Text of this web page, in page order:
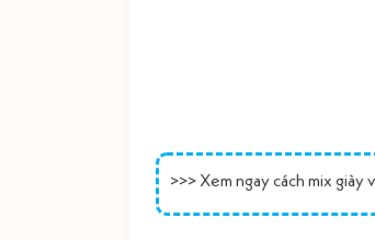
>>> Xem ngay cách mix giày